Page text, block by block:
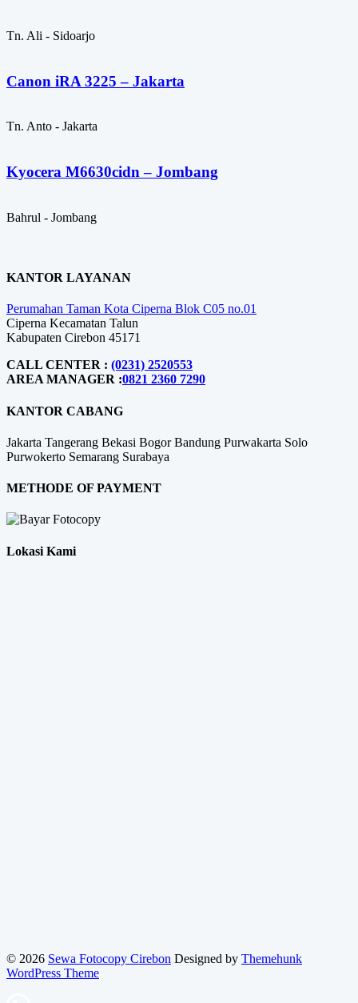
Tn. Ali - Sidoarjo
Canon iRA 3225 – Jakarta
Tn. Anto - Jakarta
Kyocera M6630cidn – Jombang
Bahrul - Jombang
KANTOR LAYANAN
Perumahan Taman Kota Ciperna Blok C05 no.01
Ciperna Kecamatan Talun
Kabupaten Cirebon 45171
CALL CENTER : (0231) 2520553
AREA MANAGER :0821 2360 7290
KANTOR CABANG
Jakarta Tangerang Bekasi BogorBandung Purwakarta Solo
Purwokerto Semarang Surabaya
METHODE OF PAYMENT
Lokasi Kami
© 2026 Sewa Fotocopy Cirebon Designed by Themehunk
WordPress Theme